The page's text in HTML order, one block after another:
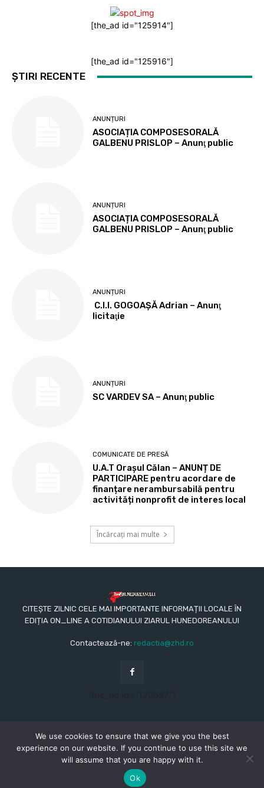
[the_ad id="125914"]
[the_ad id="125916"]
ȘTIRI RECENTE
ANUNȚURI
ASOCIAȚIA COMPOSESORALĂ
GALBENU PRISLOP – Anunţ public
ANUNȚURI
ASOCIAȚIA COMPOSESORALĂ
GALBENU PRISLOP – Anunţ public
ANUNȚURI
C.I.I. GOGOAŞĂ Adrian – Anunţ
licitaţie
ANUNȚURI
SC VARDEV SA – Anunţ public
COMUNICATE DE PRESĂ
U.A.T Orașul Călan – ANUNȚ DE
PARTICIPARE pentru acordare de
finanțare nerambursabilă pentru
activități nonprofit de interes local
Încărcați mai multe
CITEȘTE ZILNIC CELE MAI IMPORTANTE INFORMAȚII LOCALE ÎN
EDIȚIA ON_LINE A COTIDIANULUI ZIARUL HUNEDOREANULUI
Contactează-ne: redactia@zhd.ro
© Copyright - 2015 - 2023 - Ziarul Hunedoreanului
TERMENI ȘI CONDIȚII
POLITICA DE CONFIDENȚIALITATE
We use cookies to ensure that we give you the best
experience on our website. If you continue to use this site we
will assume that you are happy with it.
Ok